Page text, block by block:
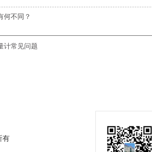
何不同？
计常见问题
有